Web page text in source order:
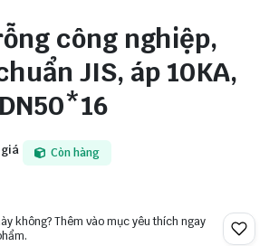
công nghiệp,
JIS, áp 10KA,
Còn hàng
không? Thêm vào mục yêu thích ngay